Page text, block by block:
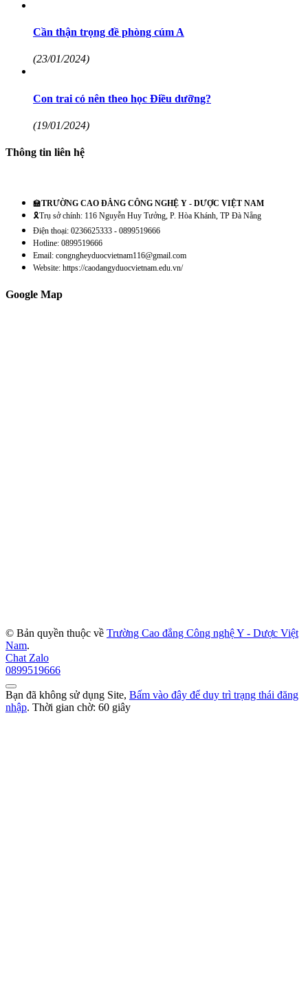
Cần thận trọng đề phòng cúm A
(23/01/2024)
Con trai có nên theo học Điều dưỡng?
(19/01/2024)
Thông tin liên hệ
🏫TRƯỜNG CAO ĐẲNG CÔNG NGHỆ Y - DƯỢC VIỆT NAM
🎗️Trụ sở chính: 116 Nguyễn Huy Tưởng, P. Hòa Khánh, TP Đà Nẵng
Điện thoại: 0236625333 - 0899519666
Hotline: 0899519666
Email: congngheyduocvietnam116@gmail.com
Website: https://caodangyduocvietnam.edu.vn/
Google Map
© Bản quyền thuộc về Trường Cao đẳng Công nghệ Y - Dược Việt
Nam.
Chat Zalo
0899519666
Bạn đã không sử dụng Site, Bấm vào đây để duy trì trạng thái đăng
nhập. Thời gian chờ: 60 giây